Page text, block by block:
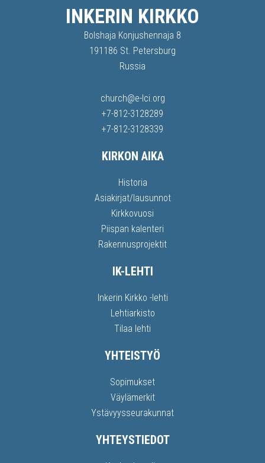
INKERIN KIRKKO
Bolshaja Konjushennaja 8
191186 St. Petersburg
Russia
church@e-lci.org
+7-812-3128289
+7-812-3128339
KIRKON AIKA
Historia
Asiakirjat/lausunnot
Kirkkovuosi
Piispan kalenteri
Rakennusprojektit
IK-LEHTI
Inkerin Kirkko -lehti
Lehtiarkisto
Tilaa lehti
YHTEISTYÖ
Sopimukset
Väylämerkit
Ystävyysseurakunnat
YHTEYSTIEDOT